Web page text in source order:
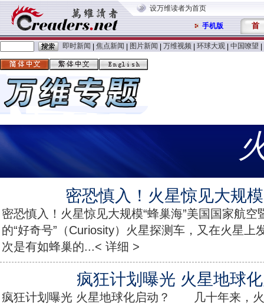
设万维读者为首页
手机版 首
即时新闻 焦点新闻 图片新闻 万维视频 环球大观 中国嘹望
密恐慎入！火星惊见大规模
密恐慎入！火星惊见大规模“蜂巢海”美国国家航空
的“好奇号”（Curiosity）火星探测车，又在火星上
次是有如蜂巢的...< 详细 >
疯狂计划曝光 火星地球
疯狂计划曝光 火星地球化启动？ 几十年来，火